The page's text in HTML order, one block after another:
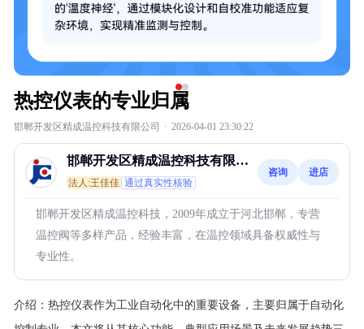
热控仪表的专业归属
邯郸开发区精成温控科技有限公司 · 2026-04-01 23:30:22
邯郸开发区精成温控科技有限公
司
法人:王佳佳 通过真实性核验
咨询 进店
邯郸开发区精成温控科技，2009年成立于河北邯郸，专营
温控阀等多样产品，经验丰富，在温控领域具备权威性与
专业性。
介绍： 热控仪表作为工业自动化中的重要设备，主要归属于自动化